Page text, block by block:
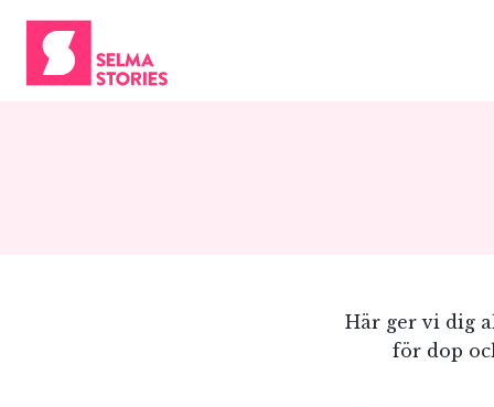
Här ger vi dig
för dop